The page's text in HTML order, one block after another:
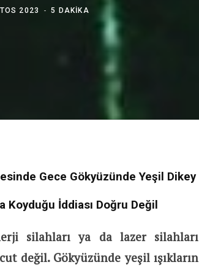
2023 5 DAKIKA
Gece Gökyüzünde Yeşil Dikey
Koyduğu İddiası Doğru Değil
silahları ya da lazer silahları
değil. Gökyüzünde yeşil ışıkların